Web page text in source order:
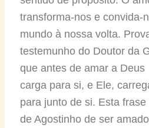
transforma-nos e convida-
mundo à nossa volta.
testemunho do Doutor da
que antes de amar a
carga para si, e Ele,
para junto de si. Esta
de Agostinho de ser